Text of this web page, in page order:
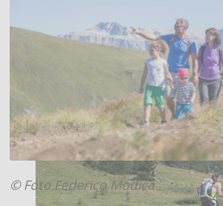
© Foto Federico Modica